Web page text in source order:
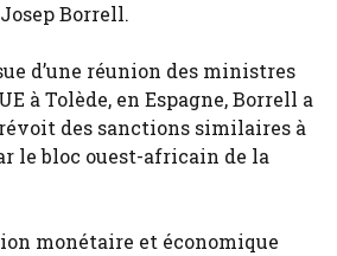
Borrell.
d’une réunion des ministres
à Tolède, en Espagne, Borrell a
des sanctions similaires à
le bloc ouest-africain de la
monétaire et économique